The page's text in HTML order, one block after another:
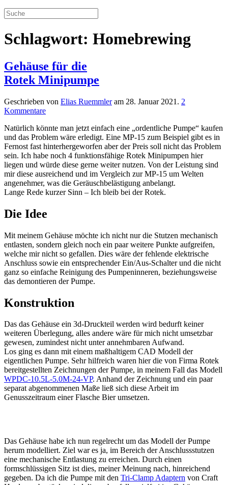
Schlagwort: Homebrewing
Gehäuse für die
Rotek Minipumpe
Geschrieben von Elias Ruemmleram 28. Januar 2021 . 2
Kommentare
Natürlich könnte man jetzt einfach eine „ordentliche Pumpe“ kaufen
und das Problem wäre erledigt. Eine MP-15 zum Beispiel gibt es in
Fernost fast hinterhergeworfen aber der Preis soll nicht das Problem
sein. Ich habe noch 4 funktionsfähige Rotek Minipumpen hier
liegen und würde diese gerne weiter nutzen. Von der Leistung sind
mir diese ausreichend und im Vergleich zur MP-15 um Welten
angenehmer, was die Geräuschbelästigung anbelangt.
Lange Rede kurzer Sinn – Ich bleib bei der Rotek.
Die Idee
Mit meinem Gehäuse möchte ich nicht nur die Stutzen mechanisch
entlasten, sondern gleich noch ein paar weitere Punkte aufgreifen,
welche mir nicht so gefallen. Dies wäre der fehlende elektrische
Anschluss sowie ein entsprechender Ein/Aus-Schalter und die nicht
ganz so einfache Reinigung des Pumpeninneren, beziehungsweise
das demontieren der Pumpe.
Konstruktion
Das das Gehäuse ein 3d-Druckteil werden wird bedurft keiner
weiteren Überlegung, alles andere wäre für mich nicht umsetzbar
gewesen, zumindest nicht unter annehmbaren Aufwand.
Los ging es dann mit einem maßhaltigem CAD Modell der
eigentlichen Pumpe. Sehr hilfreich waren hier die von Firma Rotek
bereitgestellten Zeichnungen der Pumpe, in meinem Fall das Modell
WPDC-10.5L-5.0M-24-VP. Anhand der Zeichnung und ein paar
separat abgenommenen Maße ließ sich diese Arbeit im
Genusszeitraum einer Flasche Bier umsetzen.
Das Gehäuse habe ich nun regelrecht um das Modell der Pumpe
herum modelliert. Ziel war es ja, im Bereich der Anschlussstutzen
eine mechanische Entlastung zu erreichen. Durch einen
formschlüssigen Sitz ist dies, meiner Meinung nach, hinreichend
gegeben. Da ich die Pumpe mit den Tri-Clamp Adaptern von Craft